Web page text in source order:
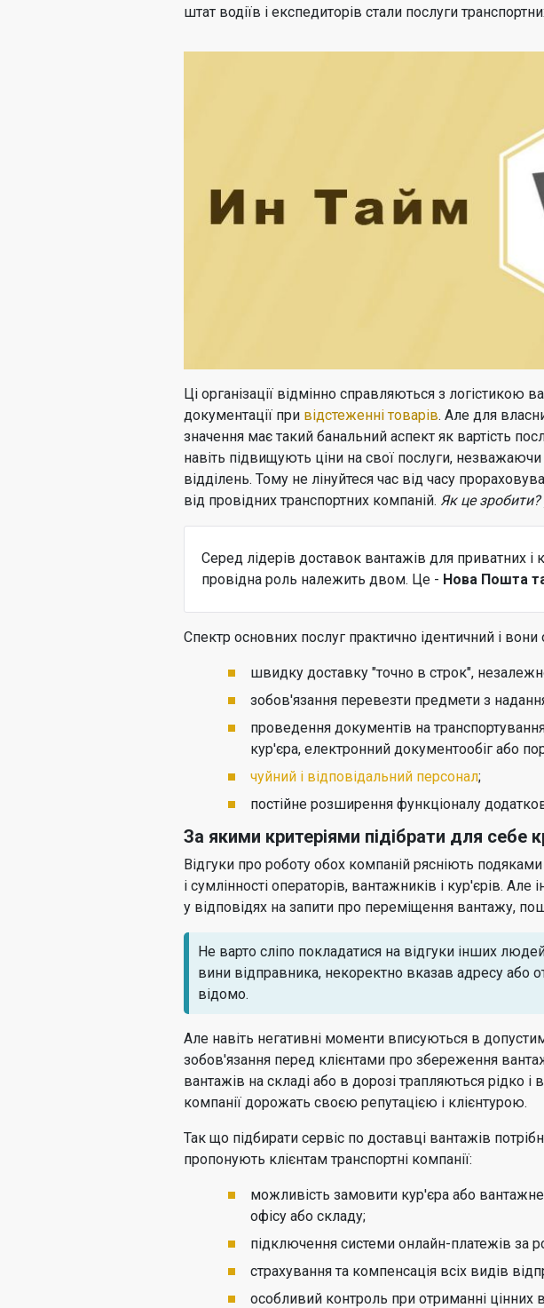
штат водіїв і експедиторів стали послуги
Ці організації відмінно справляються з
документації при відстеженні товарів. Але для
значення має такий банальний аспект як вартість
навіть підвищують ціни на свої послуги,
відділень. Тому не лінуйтеся час від часу
від провідних транспортних компаній. Як це
Серед лідерів доставок вантажів для приватних і
провідна роль належить двом. Це - Нова Пошта
Спектр основних послуг практично ідентичний і
швидку доставку "точно в строк",
зобов'язання перевезти предмети з
проведення документів на
кур'єра, електронний документообіг або
чуйний і відповідальний персонал;
постійне розширення функціоналу
За якими критеріями підібрати для
Відгуки про роботу обох компаній рясніють
і сумлінності операторів, вантажників і кур'єрів.
у відповідях на запити про переміщення вантажу,
Не варто сліпо покладатися на відгуки інших
вини відправника, некоректно вказав адресу або
відомо.
Але навіть негативні моменти вписуються в
зобов'язання перед клієнтами про збереження
вантажів на складі або в дорозі трапляються рідко
компанії дорожать своєю репутацією і клієнтурою.
Так що підбирати сервіс по доставці вантажів
пропонують клієнтам транспортні компанії:
можливість замовити кур'єра або
офісу або складу;
підключення системи онлайн-платежів за
страхування та компенсація всіх видів
особливий контроль при отриманні цінних